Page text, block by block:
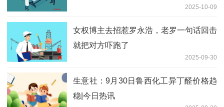
2025-10-09
女权博主去招惹罗永浩，老罗一句话回击
就把对方吓跑了
2025-09-30
生意社：9月30日鲁西化工异丁醛价格趋
稳|今日热讯